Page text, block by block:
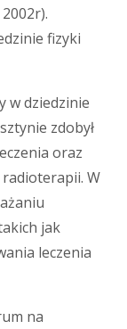
fizyki
w dziedzinie
zdobył
oraz
W
jak
leczenia
na